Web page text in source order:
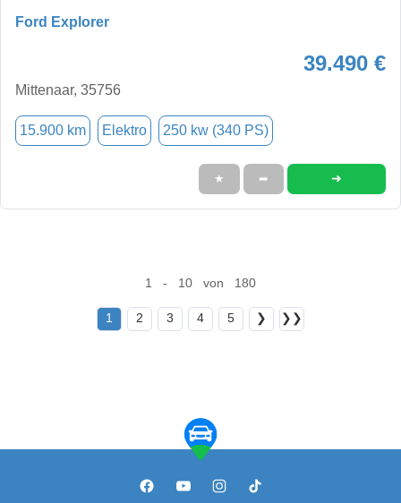
Ford Explorer
39.490 €
Mittenaar, 35756
15.900 km Elektro 250 kw (340 PS)
★ ➦ ➜
1 - 10 von 180
1 2 3 4 5 ❯ ❯❯